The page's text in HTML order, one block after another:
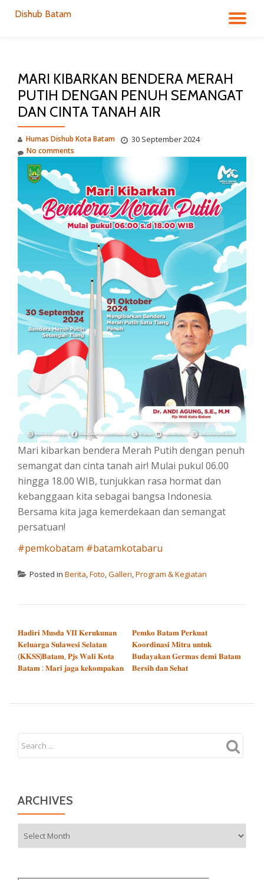
Dishub Batam
MARI KIBARKAN BENDERA MERAH
PUTIH DENGAN PENUH SEMANGAT
DAN CINTA TANAH AIR
Humas Dishub Kota Batam 30 September 2024
No comments
Mari kibarkan bendera Merah Putih dengan penuh
semangat dan cinta tanah air! Mulai pukul 06.00
hingga 18.00 WIB, tunjukkan rasa hormat dan
kebanggaan kita sebagai bangsa Indonesia.
Bersama kita jaga kemerdekaan dan semangat
persatuan!
#pemkobatam #batamkotabaru
Posted in Berita,Foto,Galleri,Program & Kegiatan
𝐇𝐚𝐝𝐢𝐫𝐢 𝐌𝐮𝐬𝐝𝐚 𝐕𝐈𝐈 𝐊𝐞𝐫𝐮𝐤𝐮𝐧𝐚𝐧
𝐊𝐞𝐥𝐮𝐚𝐫𝐠𝐚 𝐒𝐮𝐥𝐚𝐰𝐞𝐬𝐢 𝐒𝐞𝐥𝐚𝐭𝐚𝐧
(𝐊𝐊𝐒𝐒)𝐁𝐚𝐭𝐚𝐦, 𝐏𝐣𝐬 𝐖𝐚𝐥𝐢 𝐊𝐨𝐭𝐚
𝐁𝐚𝐭𝐚𝐦 : 𝐌𝐚𝐫𝐢 𝐣𝐚𝐠𝐚 𝐤𝐞𝐤𝐨𝐦𝐩𝐚𝐤𝐚𝐧
𝐏𝐞𝐦𝐤𝐨 𝐁𝐚𝐭𝐚𝐦 𝐏𝐞𝐫𝐤𝐮𝐚𝐭
𝐊𝐨𝐨𝐫𝐝𝐢𝐧𝐚𝐬𝐢 𝐌𝐢𝐭𝐫𝐚 𝐮𝐧𝐭𝐮𝐤
𝐁𝐮𝐝𝐚𝐲𝐚𝐤𝐚𝐧 𝐆𝐞𝐫𝐦𝐚𝐬 𝐝𝐞𝐦𝐢 𝐁𝐚𝐭𝐚𝐦
𝐁𝐞𝐫𝐬𝐢𝐡 𝐝𝐚𝐧 𝐒𝐞𝐡𝐚𝐭
ARCHIVES